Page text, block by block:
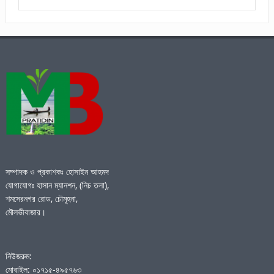
সম্পাদক ও প্রকাশকঃ হোসাইন আহমদ
যোগাযোগঃ হাসান ম্যানশন, (নিচ তলা),
শমসেরনগর রোড, চৌমূহনা,
মৌলভীবাজার।
নিউজরুম:
মোবাইল: ০১৭১৫-৪৯৫৭৬৩